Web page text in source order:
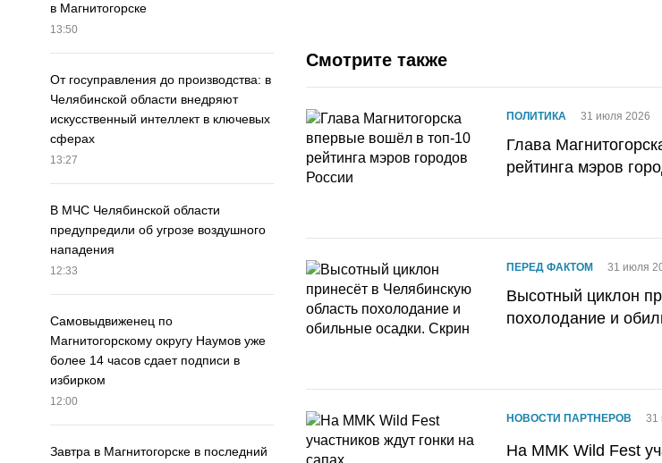
в Магнитогорске
13:50
От госуправления до производства: в
Челябинской области внедряют
искусственный интеллект в ключевых
сферах
13:27
В МЧС Челябинской области
предупредили об угрозе воздушного
нападения
12:33
Самовыдвиженец по
Магнитогорскому округу Наумов уже
более 14 часов сдает подписи в
избирком
12:00
Завтра в Магнитогорске в последний
Смотрите также
ПОЛИТИКА 31 июля 2026
Глава
рейтинга мэров
ПЕРЕД ФАКТОМ 31 июля
Высотный циклон
похолодание и
НОВОСТИ ПАРТНЕРОВ 31
На MMK Wild Fest